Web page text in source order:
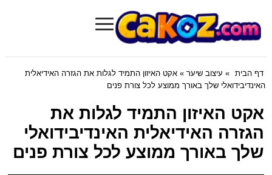
Cakoz.com
≡
דף הבית » עיצוב שיער » אקט האיזון התמיד לגלות את הגזרה האידיאלית
האינדיבידואלי שלך באורך ממוצע לכל צורת פנים
אקט האיזון התמיד לגלות את
הגזרה האידיאלית האינדיבידואלי
שלך באורך ממוצע לכל צורת פנים